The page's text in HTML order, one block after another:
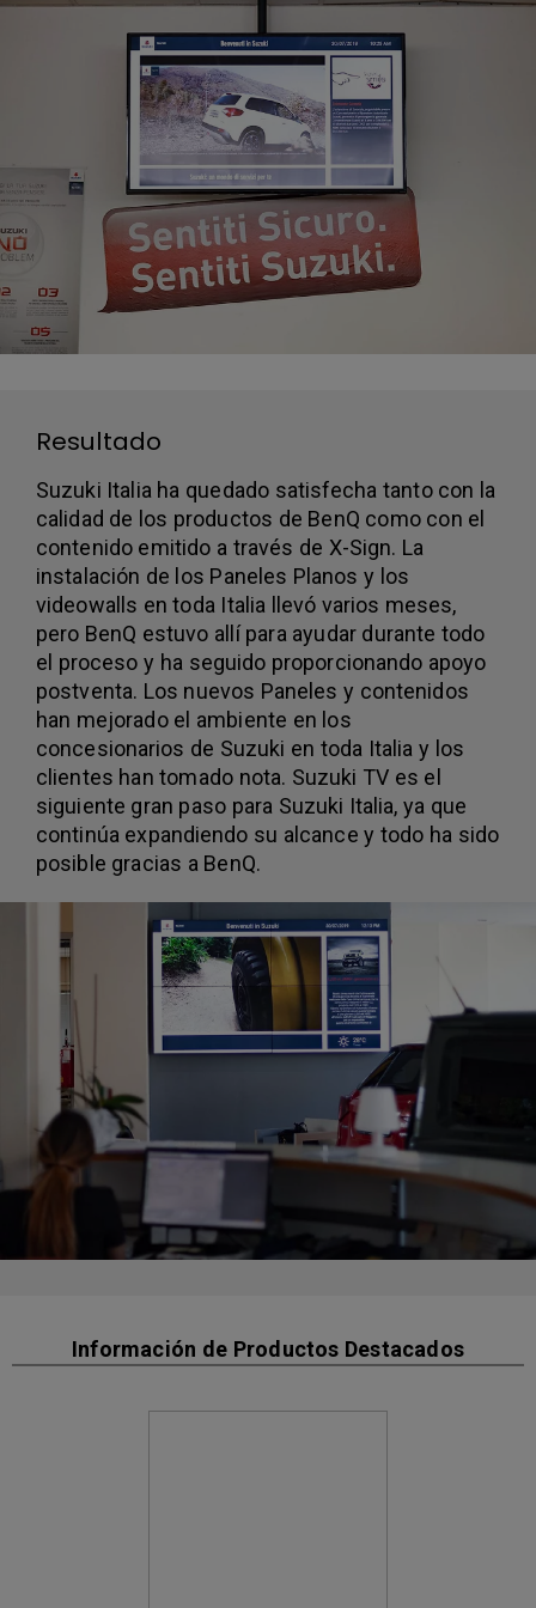
Resultado
Suzuki Italia ha quedado satisfecha tanto con la
calidad de los productos de BenQ como con el
contenido emitido a través de X-Sign. La
instalación de los Paneles Planos y los
videowalls en toda Italia llevó varios meses,
pero BenQ estuvo allí para ayudar durante todo
el proceso y ha seguido proporcionando apoyo
postventa. Los nuevos Paneles y contenidos
han mejorado el ambiente en los
concesionarios de Suzuki en toda Italia y los
clientes han tomado nota. Suzuki TV es el
siguiente gran paso para Suzuki Italia, ya que
continúa expandiendo su alcance y todo ha sido
posible gracias a BenQ.
Información de Productos Destacados